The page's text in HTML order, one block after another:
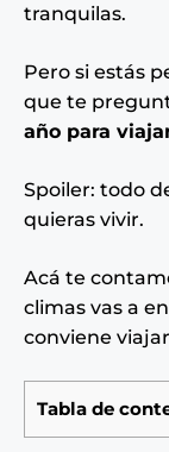
tranquilas.
Pero si estás
que te
año para
Spoiler: todo
quieras vivir.
Acá te
climas vas a
conviene
Tabla de